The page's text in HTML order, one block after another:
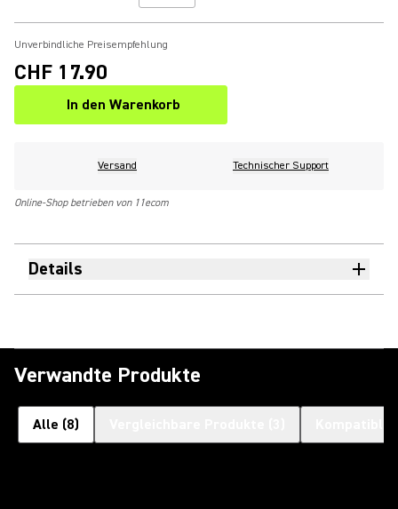
Unverbindliche Preisempfehlung
CHF 17.90
In den Warenkorb
Versand Technischer Support
Online-Shop betrieben von 11ecom
Details
Verwandte Produkte
Alle (8)